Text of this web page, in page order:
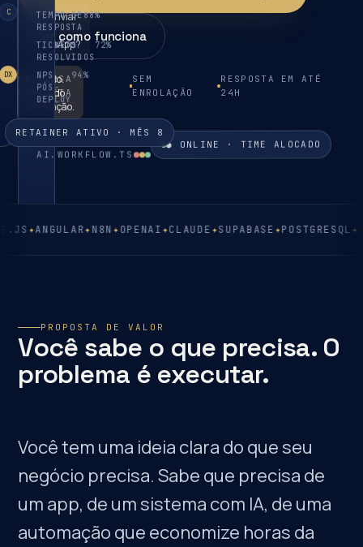
Ver como funciona
CONVERSA
GRATUITA
SEM
ENROLAÇÃO
RESPOSTA EM ATÉ
24H
● ONLINE · TIME ALOCADO
RETAINER ATIVO · MÊS 8
AI.WORKFLOW.TS
goal:
C Pode enviar
pelo
WhatsApp?
DX Enviado.
Aguardo
aprovação.
TEMPO DE
RESPOSTA
88%
TICKETS
RESOLVIDOS
72%
NPS
PÓS-
DEPLOY
94%
✦N8N✦OPENAI✦CLAUDE✦SUPABASE✦POSTGRESQL✦AWS✦
PROPOSTA DE VALOR
Você sabe o que precisa. O
problema é executar.
Você tem uma ideia clara do que seu
negócio precisa. Sabe que precisa de
um app, de um sistema com IA, de uma
automação que economize horas da